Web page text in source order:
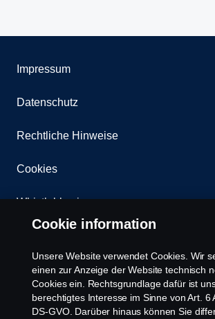
Impressum
Datenschutz
Rechtliche Hinweise
Cookies
Whistleblowing
Newsletter
Scania Cookie Richtlinie
Cookie information
Unsere Website verwendet Cookies. Wir
einen zur Anzeige der Website technisch
Cookies ein. Rechtsgrundlage dafür ist
berechtigtes Interesse im Sinne von Art. 6
DS-GVO. Darüber hinaus können Sie